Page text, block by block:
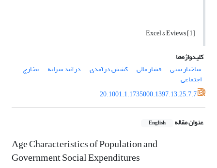
[1] Excel & Eviews
کلیدواژه‌ها
ساختار سنی
فشار مالی کشش درآمدی درآمد سرانه مخارج
اجتماعی
20.1001.1.1735000.1397.13.25.7.7
عنوان مقاله English
Age Characteristics of Population and
Government Social Expenditures